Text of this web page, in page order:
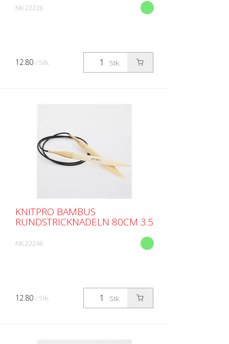
NK 22226
Stk.
12.80 / Stk.
KNITPRO BAMBUS
RUNDSTRICKNADELN 80CM 3.5
NK 22246
Stk.
12.80 / Stk.